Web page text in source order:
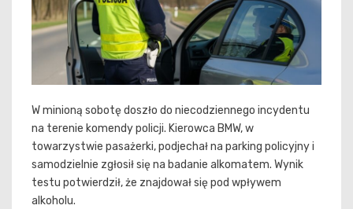
W minioną sobotę doszło do niecodziennego incydentu
na terenie komendy policji. Kierowca BMW, w
towarzystwie pasażerki, podjechał na parking policyjny i
samodzielnie zgłosił się na badanie alkomatem. Wynik
testu potwierdził, że znajdował się pod wpływem
alkoholu.